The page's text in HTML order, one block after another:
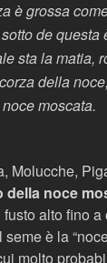
è grossa
de questa
sta la matia,
della
moscata.
Molucche,
della noce
alto fino
è la
molto